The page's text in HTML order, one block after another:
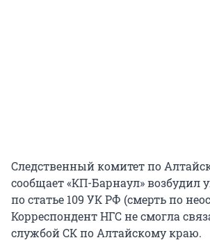
Следственный комитет по
сообщает «КП-Барнаул» возбудил
по статье 109 УК РФ (смерть по
Корреспондент НГС не смогла
службой СК по Алтайскому краю.